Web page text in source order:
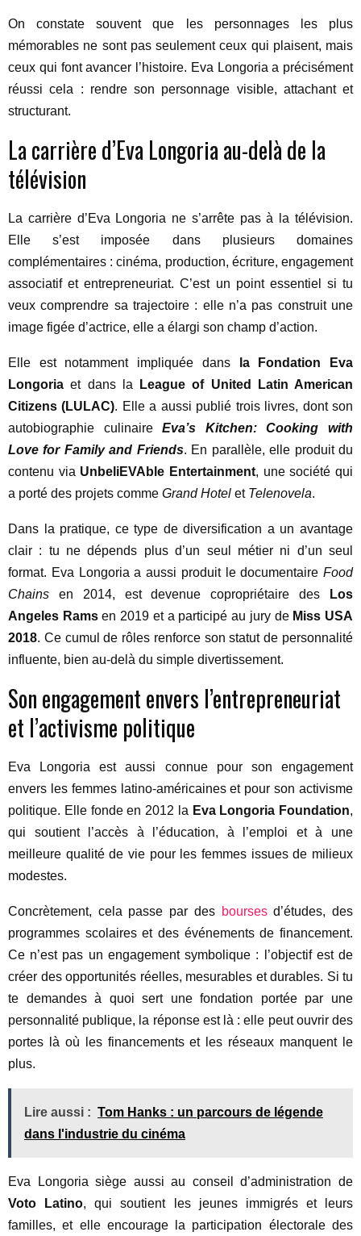
On constate souvent que les personnages les plus
mémorables ne sont pas seulement ceux qui plaisent, mais
ceux qui font avancer l’histoire. Eva Longoria a précisément
réussi cela : rendre son personnage visible, attachant et
structurant.
La carrière d’Eva Longoria au-delà de la
télévision
La carrière d’Eva Longoria ne s’arrête pas à la télévision.
Elle s’est imposée dans plusieurs domaines
complémentaires : cinéma, production, écriture, engagement
associatif et entrepreneuriat. C’est un point essentiel si tu
veux comprendre sa trajectoire : elle n’a pas construit une
image figée d’actrice, elle a élargi son champ d’action.
Elle est notamment impliquée dans
la Fondation Eva
Longoria et dans la
League of United Latin American
Citizens (LULAC). Elle a aussi publié trois livres, dont son
autobiographie culinaireEva’s Kitchen: Cooking with
Love for Family and Friends. En parallèle, elle produit du
contenu via UnbeliEVAble Entertainment, une société qui
a porté des projets comme Grand Hotel et Telenovela.
Dans la pratique, ce type de diversification a un avantage
clair : tu ne dépends plus d’un seul métier ni d’un seul
format. Eva Longoria a aussi produit le documentaire Food
Chains en 2014, est devenue copropriétaire des
Los
Angeles Ramsen 2019 et a participé au jury de Miss USA
2018. Ce cumul de rôles renforce son statut de personnalité
influente, bien au-delà du simple divertissement.
Son engagement envers l’entrepreneuriat
et l’activisme politique
Eva Longoria est aussi connue pour son engagement
envers les femmes latino-américaines et pour son activisme
politique. Elle fonde en 2012 la Eva Longoria Foundation,
qui soutient l’accès à l’éducation, à l’emploi et à une
meilleure qualité de vie pour les femmes issues de milieux
modestes.
Concrètement, cela passe par des boursesd’études, des
programmes scolaires et des événements de financement.
Ce n’est pas un engagement symbolique : l’objectif est de
créer des opportunités réelles, mesurables et durables. Si tu
te demandes à quoi sert une fondation portée par une
personnalité publique, la réponse est là : elle peut ouvrir des
portes là où les financements et les réseaux manquent le
plus.
Lire aussi : Tom Hanks : un parcours de légende
dans l'industrie du cinéma
Eva Longoria siège aussi au conseil d’administration de
Voto Latino, qui soutient les jeunes immigrés et leurs
familles, et elle encourage la participation électorale des